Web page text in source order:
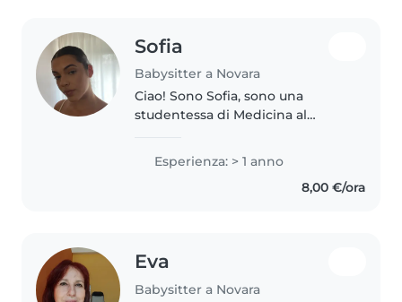
Sofia
Babysitter a Novara
Ciao! Sono Sofia, sono una
studentessa di Medicina al
responsabile, tranquilla e molto
paziente, con una forte
attenzione al benessere e alla
Esperienza: > 1 anno
8,00 €/ora
Eva
Babysitter a Novara